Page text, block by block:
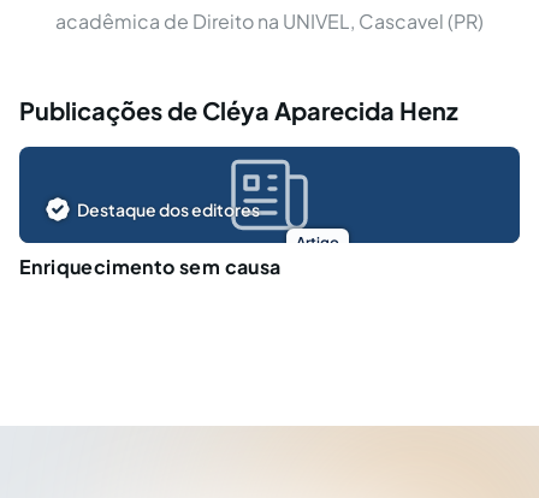
acadêmica de Direito na UNIVEL, Cascavel (PR)
Publicações de Cléya Aparecida Henz
Artigo
Destaque dos editores
Enriquecimento sem causa